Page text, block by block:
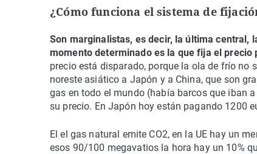
¿Cómo funciona el sistema de
Son marginalistas, es decir, la última central,
momento determinado es la que fija el precio
precio está disparado, porque la ola de frío
noreste asiático a Japón y a China, que son
gas en todo el mundo (había barcos que iban
su precio. En Japón hoy están pagando 1200
El el gas natural emite CO2, en la UE hay un
esos 90/100 megavatios la hora hay un 10%